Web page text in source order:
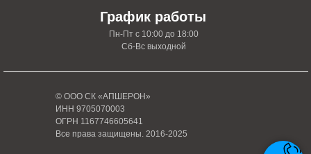
© ООО СК «АПШЕРОН»
ИНН 9705070003
ОГРН 1167746605641
Все права защищены. 2016-2025
График работы
Пн-Пт с 10:00 до 18:00
Сб-Вс выходной